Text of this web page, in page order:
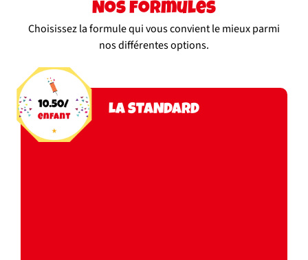
Nos formules
Choisissez la formule qui vous convient le mieux parmi
nos différentes options.
LA STANDARD